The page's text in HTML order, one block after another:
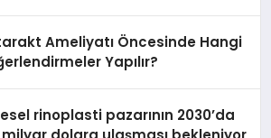
Ameliyatı Öncesinde Hangi
Yapılır?
rinoplasti pazarının 2030’da